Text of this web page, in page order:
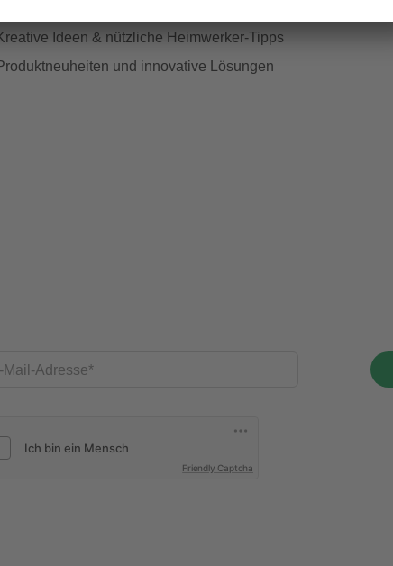
Ideen & nützliche Heimwerker-Tipps
und innovative Lösungen
Mail-Adresse
Friendly Captcha